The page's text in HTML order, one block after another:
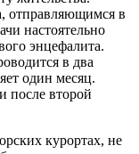
отправляющимся в
настоятельно
энцефалита.
в два
один месяц.
после второй
курортах, не